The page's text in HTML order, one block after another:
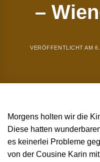
–
VERÖFFENTLICHT AM
Morgens holten wir die
Diese hatten
es keinerlei Probleme
von der Cousine Karin